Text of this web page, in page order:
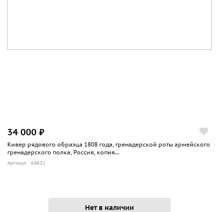
34 000 ₽
Кивер рядового образца 1808 года, гренадерской роты армейского
гренадерского полка, Россия, копия...
Артикул: 64831
Нет в наличии